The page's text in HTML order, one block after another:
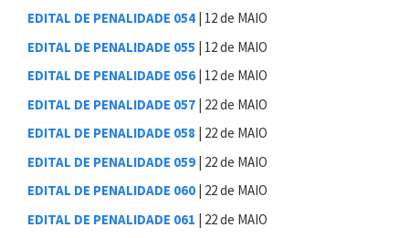
EDITAL DE PENALIDADE 054 | 12 de MAIO
EDITAL DE PENALIDADE 055 | 12 de MAIO
EDITAL DE PENALIDADE 056 | 12 de MAIO
EDITAL DE PENALIDADE 057 | 22 de MAIO
EDITAL DE PENALIDADE 058 | 22 de MAIO
EDITAL DE PENALIDADE 059 | 22 de MAIO
EDITAL DE PENALIDADE 060 | 22 de MAIO
EDITAL DE PENALIDADE 061 | 22 de MAIO